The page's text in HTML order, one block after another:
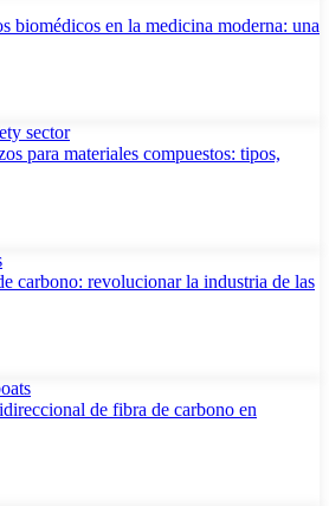
biomédicos en la medicina moderna: una
para materiales compuestos: tipos,
carbono: revolucionar la industria de las
de fibra de carbono en